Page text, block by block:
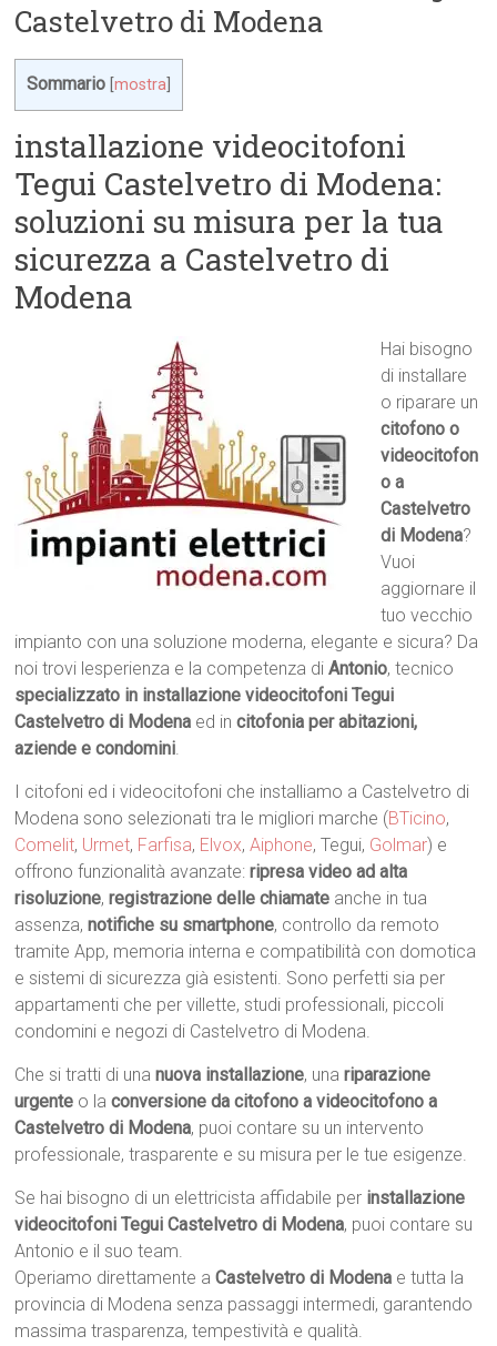
Castelvetro di Modena
Sommario [mostra
installazione videocitofoni
Tegui Castelvetro di Modena:
soluzioni su misura per la tua
sicurezza a Castelvetro di
Modena
Hai bisogno
di installare
o riparare un
citofono o
videocitofon
o a
Castelvetro
di Modena?
Vuoi
aggiornare il
tuo vecchio
impianto con una soluzione moderna, elegante e sicura? Da
noi trovi lesperienza e la competenza diAntonio, tecnico
specializzato in installazione videocitofoni Tegui
Castelvetro di Modena ed incitofonia per abitazioni,
aziende e condomini.
I citofoni ed i videocitofoni che installiamo a Castelvetro di
Modena sono selezionati tra le migliori marche (BTicino,
Comelit, Urmet, Farfisa, Elvox,Aiphone, Tegui, Golmar) e
offrono funzionalità avanzate:ripresa video ad alta
risoluzione,registrazione delle chiamate anche in tua
assenza,notifiche su smartphone, controllo da remoto
tramite App, memoria interna e compatibilità con domotica
e sistemi di sicurezza già esistenti. Sono perfetti sia per
appartamenti che per villette, studi professionali, piccoli
condomini e negozi di Castelvetro di Modena.
Che si tratti di unanuova installazione, unariparazione
urgente o laconversione da citofono a videocitofono a
Castelvetro di Modena, puoi contare su un intervento
professionale, trasparente e su misura per le tue esigenze.
Se hai bisogno di un elettricista affidabile per installazione
videocitofoni Tegui Castelvetro di Modena, puoi contare su
Antonio e il suo team.
Operiamo direttamente aCastelvetro di Modena e tutta la
provincia di Modena senza passaggi intermedi, garantendo
massima trasparenza, tempestività e qualità.